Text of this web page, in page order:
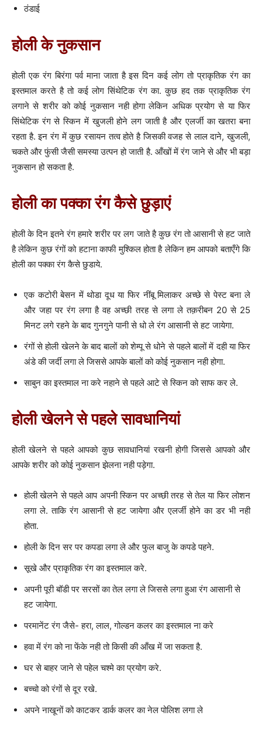
ठंडाई
होली के नुकसान
होली एक रंग बिरंगा पर्व माना जाता है इस दिन कई लोग तो प्राकृतिक रंग का
इस्तमाल करते है तो कई लोग सिंथेटिक रंग का. कुछ हद तक प्राकृतिक रंग
लगाने से शरीर को कोई नुकसान नही होगा लेकिन अधिक प्रयोग से या फिर
सिंथेटिक रंग से स्किन में खुजली होने लग जाती है और एलर्जी का खतरा बना
रहता है. इन रंग में कुछ रसायन तत्व होते है जिसकी वजह से लाल दाने, खुजली,
चकते और फुंसी जैसी समस्या उत्पन हो जाती है. आँखों में रंग जाने से और भी बड़ा
नुकसान हो सकता है.
होली का पक्का रंग कैसे छुड़ाएं
होली के दिन इतने रंग हमारे शरीर पर लग जाते है कुछ रंग तो आसानी से हट जाते
है लेकिन कुछ रंगों को हटाना काफी मुश्किल होता है लेकिन हम आपको बताएँगे कि
होली का पक्का रंग कैसे छुडाये.
एक कटोरी बेसन में थोडा दूध या फिर नींबू मिलाकर अच्छे से पेस्ट बना ले
और जहा पर रंग लगा है वह अच्छी तरह से लगा ले तक़रीबन 20 से 25
मिनट लगे रहने के बाद गुनगुने पानी से धो ले रंग आसानी से हट जायेगा.
रंगों से होली खेलने के बाद बालों को शेम्पू से धोने से पहले बालों में दही या फिर
अंडे की जर्दी लगा ले जिससे आपके बालों को कोई नुकसान नही होगा.
साबुन का इस्तमाल ना करे नहाने से पहले आटे से स्किन को साफ कर ले.
होली खेलने से पहले सावधानियां
होली खेलने से पहले आपको कुछ सावधानियां रखनी होगी जिससे आपको और
आपके शरीर को कोई नुकसान झेलना नही पड़ेगा.
होली खेलने से पहले आप अपनी स्किन पर अच्छी तरह से तेल या फिर लोशन
लगा ले. ताकि रंग आसानी से हट जायेगा और एलर्जी होने का डर भी नही
होता.
होली के दिन सर पर कपडा लगा ले और फुल बाजु के कपडे पहने.
सूखे और प्राकृतिक रंग का इस्तमाल करे.
अपनी पूरी बॉडी पर सरसों का तेल लगा ले जिससे लगा हुआ रंग आसानी से
हट जायेगा.
परमानेंट रंग जैसे- हरा, लाल, गोल्डन कलर का इस्तमाल ना करे
हवा में रंग को ना फेंके नही तो किसी की आँख में जा सकता है.
घर से बाहर जाने से पहेल चश्मे का प्रयोग करे.
बच्चो को रंगों से दूर रखे.
अपने नाखूनों को काटकर डार्क कलर का नेल पोलिश लगा ले